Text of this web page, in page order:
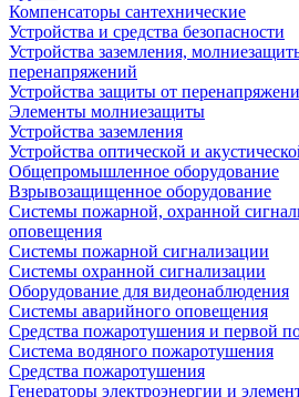
Компенсаторы сантехнические
Устройства и средства безопасности
Устройства заземления,
перенапряжений
Устройства защиты от
Элементы молниезащиты
Устройства заземления
Устройства оптической и
Общепромышленное оборудование
Взрывозащищенное оборудование
Системы пожарной, охранной
оповещения
Системы пожарной сигнализации
Системы охранной сигнализации
Оборудование для видеонаблюдения
Системы аварийного оповещения
Средства пожаротушения и первой
Система водяного пожаротушения
Средства пожаротушения
Генераторы электроэнергии и